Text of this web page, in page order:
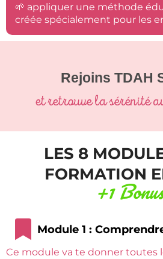
🌱 appliquer une méthode
créée spécialement pour les
Rejoins TDAH
et retrouve la sérénité
LES 8
FORMATION
+1
Module 1 :
Ce module va te donner toutes